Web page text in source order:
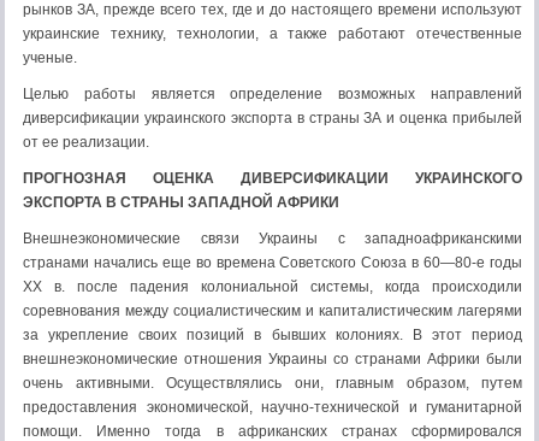
рынков ЗА, прежде всего тех, где и до настоящего времени используют
украинские технику, технологии, а также работают отечественные
ученые.
Целью работы является определение возможных направлений
диверсификации украинского экспорта в страны ЗА и оценка прибылей
от ее реализации.
ПРОГНОЗНАЯ ОЦЕНКА ДИВЕРСИФИКАЦИИ УКРАИНСКОГО
ЭКСПОРТА В СТРАНЫ ЗАПАДНОЙ АФРИКИ
Внешнеэкономические связи Украины с западноафриканскими
странами начались еще во времена Советского Союза в 60—80-е годы
XX в. после падения колониальной системы, когда происходили
соревнования между социалистическим и капиталистическим лагерями
за укрепление своих позиций в бывших колониях. В этот период
внешнеэкономические отношения Украины со странами Африки были
очень активными. Осуществлялись они, главным образом, путем
предоставления экономической, научно-технической и гуманитарной
помощи. Именно тогда в африканских странах сформировался